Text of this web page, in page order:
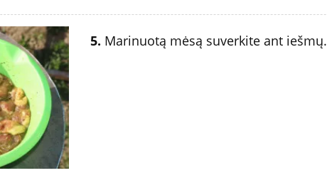
5. Marinuotą mėsą suverkite ant iešmų.